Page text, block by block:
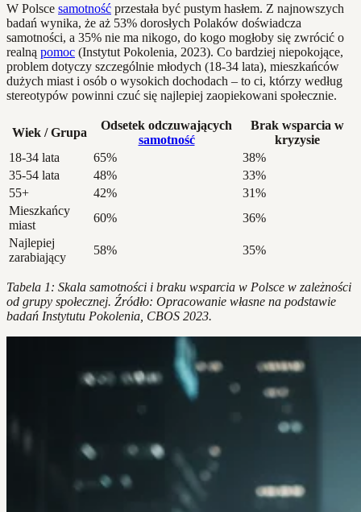
W Polsce samotność przestała być pustym hasłem. Z najnowszych
badań wynika, że aż 53% dorosłych Polaków doświadcza
samotności, a 35% nie ma nikogo, do kogo mogłoby się zwrócić o
realną pomoc (Instytut Pokolenia, 2023). Co bardziej niepokojące,
problem dotyczy szczególnie młodych (18-34 lata), mieszkańców
dużych miast i osób o wysokich dochodach – to ci, którzy według
stereotypów powinni czuć się najlepiej zaopiekowani społecznie.
Wiek / Grupa
Odsetek odczuwających
samotność
Brak wsparcia w
kryzysie
18-34 lata
65%
38%
35-54 lata
48%
33%
55+
42%
31%
Mieszkańcy
miast
60%
36%
Najlepiej
zarabiający
58% 35%
Tabela 1: Skala samotności i braku wsparcia w Polsce w zależności
od grupy społecznej. Źródło: Opracowanie własne na podstawie
badań Instytutu Pokolenia, CBOS 2023.